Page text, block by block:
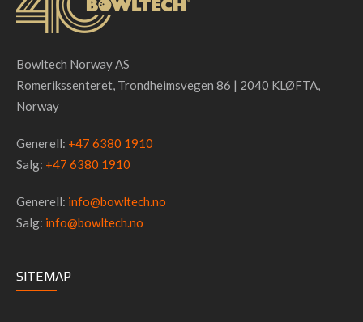
Bowltech Norway AS
Romerikssenteret, Trondheimsvegen 86 | 2040 KLØFTA,
Norway
Generell: +47 6380 1910
Salg: +47 6380 1910
Generell: info@bowltech.no
Salg: info@bowltech.no
SITEMAP